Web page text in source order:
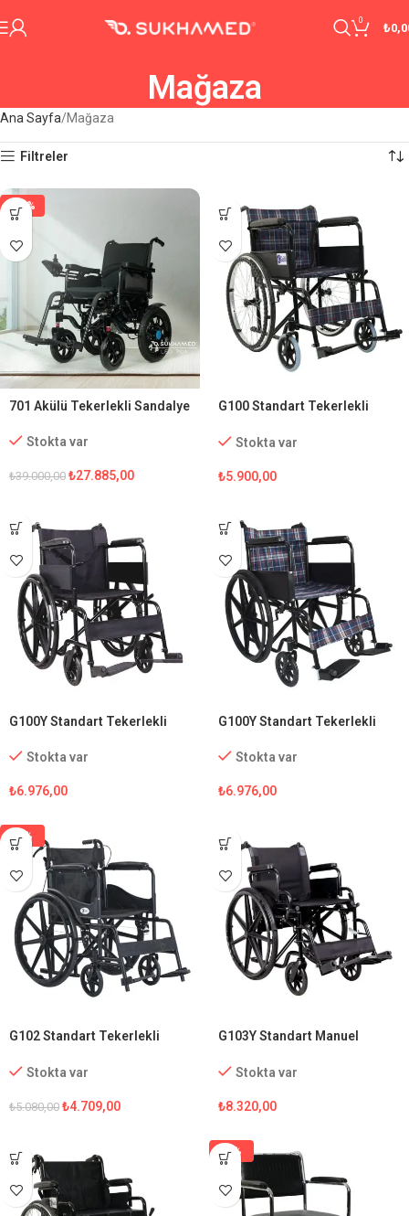
0
₺
Mağaza
Ana Sayfa Mağaza
Filtreler
-29%
701 Akülü Tekerlekli Sandalye
Stokta var
₺39.000,00 ₺27.885,00
G100 Standart Tekerlekli
Stokta var
₺5.900,00
G100Y Standart Tekerlekli
Stokta var
₺6.976,00
G100Y Standart Tekerlekli
Stokta var
₺6.976,00
-7%
G102 Standart Tekerlekli
Stokta var
₺5.080,00 ₺4.709,00
G103Y Standart Manuel
Stokta var
₺8.320,00
-5%